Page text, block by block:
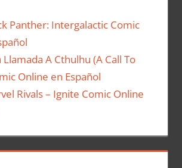
Panther: Intergalactic Comic
A Cthulhu (A Call To
Online en Español
Rivals – Ignite Comic Online